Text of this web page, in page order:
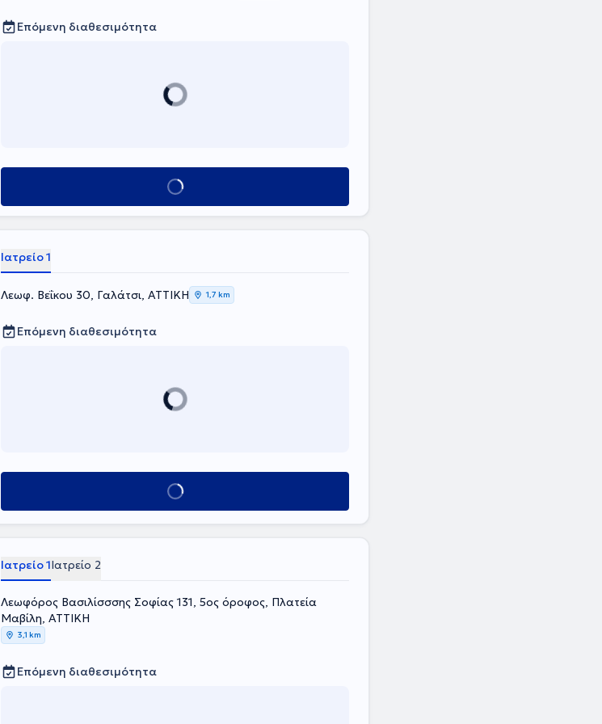
Επόμενη διαθεσιμότητα
Κλείσε ραντεβού
Ιατρείο 1
Λεωφ. Βεΐκου 30, Γαλάτσι, ΑΤΤΙΚΗ 1,7 km
Επόμενη διαθεσιμότητα
Κλείσε ραντεβού
Ιατρείο 1Ιατρείο 2
Λεωφόρος Βασιλίσσσης Σοφίας 131, 5ος όροφος, Πλατεία
Μαβίλη, ΑΤΤΙΚΗ
3,1 km
Επόμενη διαθεσιμότητα